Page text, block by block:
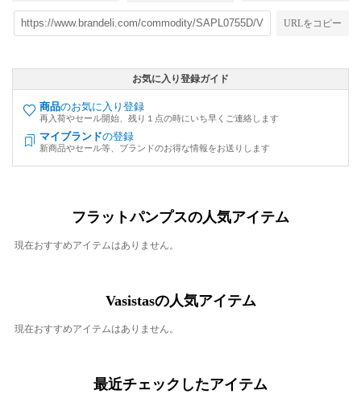
URLをコピー
お気に入り登録ガイド
商品のお気に入り登録
再入荷やセール開始、残り１点の時にいち早くご連絡します
マイブランドの登録
新商品やセール等、ブランドのお得な情報をお送りします
フラットパンプスの人気アイテム
現在おすすめアイテムはありません。
Vasistasの人気アイテム
現在おすすめアイテムはありません。
最近チェックしたアイテム